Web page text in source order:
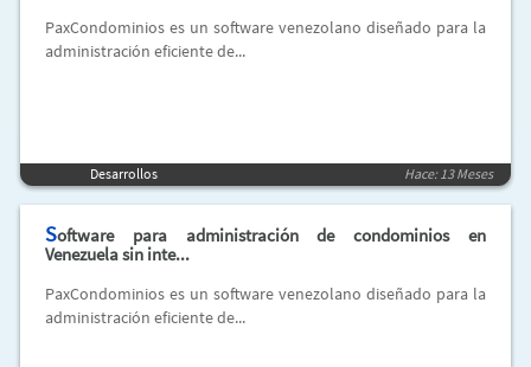
PaxCondominios es un software venezolano diseñado para la
administración eficiente de...
Desarrollos Hace: 13 Meses
Software para administración de condominios en
Venezuela sin inte...
PaxCondominios es un software venezolano diseñado para la
administración eficiente de...